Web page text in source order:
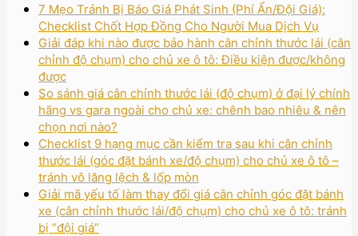
7 Mẹo Tránh Bị Báo Giá Phát Sinh (Phí Ẩn/Đội Giá):
Checklist Chốt Hợp Đồng Cho Người Mua Dịch Vụ
Giải đáp khi nào được bảo hành cân chỉnh thước lái (cân
chỉnh độ chụm) cho chủ xe ô tô: Điều kiện được/không
được
So sánh giá cân chỉnh thước lái (độ chụm) ở đại lý chính
hãng vs gara ngoài cho chủ xe: chênh bao nhiêu & nên
chọn nơi nào?
Checklist 9 hạng mục cần kiểm tra sau khi cân chỉnh
thước lái (góc đặt bánh xe/độ chụm) cho chủ xe ô tô –
tránh vô lăng lệch & lốp mòn
Giải mã yếu tố làm thay đổi giá cân chỉnh góc đặt bánh
xe (cân chỉnh thước lái/độ chụm) cho chủ xe ô tô: tránh
bị “đội giá”